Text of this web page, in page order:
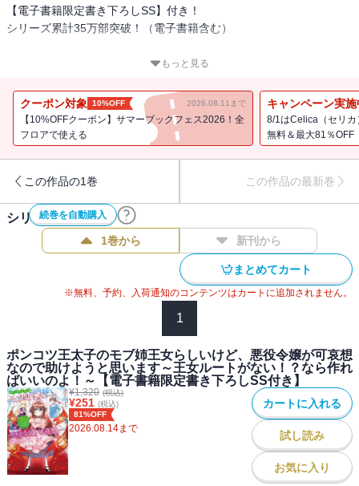
【電子書籍限定書き下ろしSS】付き！
シリーズ累計35万部突破！（電子書籍含む）
「この呪いを必ず解いてみせるわ！」
若き王女がその力を狙う各国の陰謀に巻き込まれてゆく、本格内政
ファンタジー第五弾！
ラステア国に留学中のモブ王女・ルティアは、王太子妃の部屋で無
力感を噛み締めていた。
呪いで視力を失った彼女を聖属性魔法で治してほしいとウィズ殿下
に頼まれたのに、 自分の魔法では完治させることはできないなん
て・・・・・・。
それでも、衰弱していくサリュー妃のために、呪いを解くことを決
る人形が呪具にもなることだった。
全ての鍵は人形だと気づいた矢先、後宮にやってきたサリューの妹
の手に目隠しをされた妃そっくりの人形があってーー！？
若き王女がその力を狙う各国の陰謀に巻き込まれてゆく、本格内政
ファンタジー第五弾！
もっと見る
クーポン対象 10%OFF 2026.08.11まで
【10%OFFクーポン】サマーブックフェス2026！全
フロアで使える
キャンペーン実施
8/1はCelica（セリ
無料＆最大81％OFF
この作品の1巻 この作品の最新巻
続巻を自動購入
シリーズ作品(5件)
1巻から 新刊から
まとめてカート
※無料、予約、入荷通知のコンテンツはカートに追加されません。
1
ポンコツ王太子のモブ姉王女らしいけど、悪役令嬢が可哀想
なので助けようと思います～王女ルートがない！？なら作れ
ばいいのよ！～【電子書籍限定書き下ろしSS付き】
¥1,320 (税込)
¥251 (税込)
81%OFF
2026.08.14まで
カートに入れる
試し読み
お気に入り